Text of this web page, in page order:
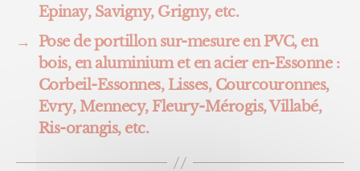
Epinay, Savigny, Grigny, etc.
→
Pose de portillon sur-mesure en PVC, en
bois, en aluminium et en acier en-Essonne :
Corbeil-Essonnes, Lisses, Courcouronnes,
Evry, Mennecy, Fleury-Mérogis, Villabé,
Ris-orangis, etc.